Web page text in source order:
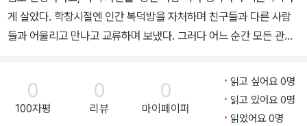
게 살았다. 학창시절엔 인간 복덕방을 자처하며 친구들과 다른 사람
들과 어울리고 만나고 교류하며 보냈다. 그러다 어느 순간 모든 관계
했고, 친구들 결혼식도 가지 않았으며, 인간관계를 등한시했다. 휴일
도, 휴가도, 명절도 없었다. 시끌벅적한 삶을 찾아다니며 고독으로부
터 도망치고자 했던 지난 세월을 뒤로했다. 방문을 걸어 잠그고 고독
0
100자평
0
리뷰
0
마이페이퍼
읽고 싶어요 0명
읽고 있어요 0명
읽었어요 0명